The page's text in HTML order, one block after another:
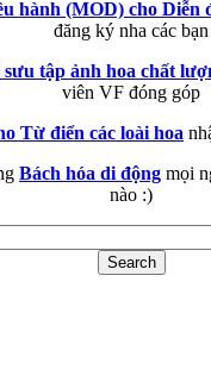
hành (MOD) cho Diễn
đăng ký nha các bạn
sưu tập ảnh hoa chất
viên VF đóng góp
Từ điển các loài hoa
Bách hóa di động mọi
nào :)